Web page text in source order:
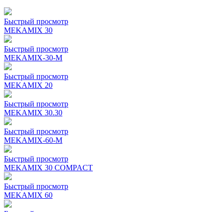
Быстрый просмотр
MEKAMIX 30
Быстрый просмотр
MEKAMIX-30-М
Быстрый просмотр
MEKAMIX 20
Быстрый просмотр
MEKAMIX 30.30
Быстрый просмотр
MEKAMIX-60-М
Быстрый просмотр
MEKAMIX 30 COMPACT
Быстрый просмотр
MEKAMIX 60